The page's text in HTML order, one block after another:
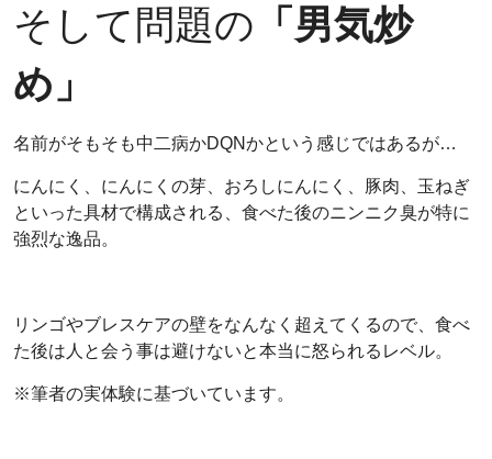
そして問題の 「男気炒
め」
名前がそもそも中二病かDQNかという感じではあるが…
にんにく、にんにくの芽、おろしにんにく、豚肉、玉ねぎ
といった具材で構成される、食べた後のニンニク臭が特に
強烈な逸品。
リンゴやブレスケアの壁をなんなく超えてくるので、食べ
た後は人と会う事は避けないと本当に怒られるレベル。
※筆者の実体験に基づいています。